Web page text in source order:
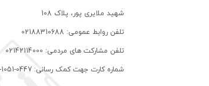
شهيد ملايری پور، پلاک 108
تلفن روابط عمومی: 02188310688
تلفن مشارکت های مردمی: 02142114000
شماره کارت جهت کمک رسانی: 0447-1051-0870-5029